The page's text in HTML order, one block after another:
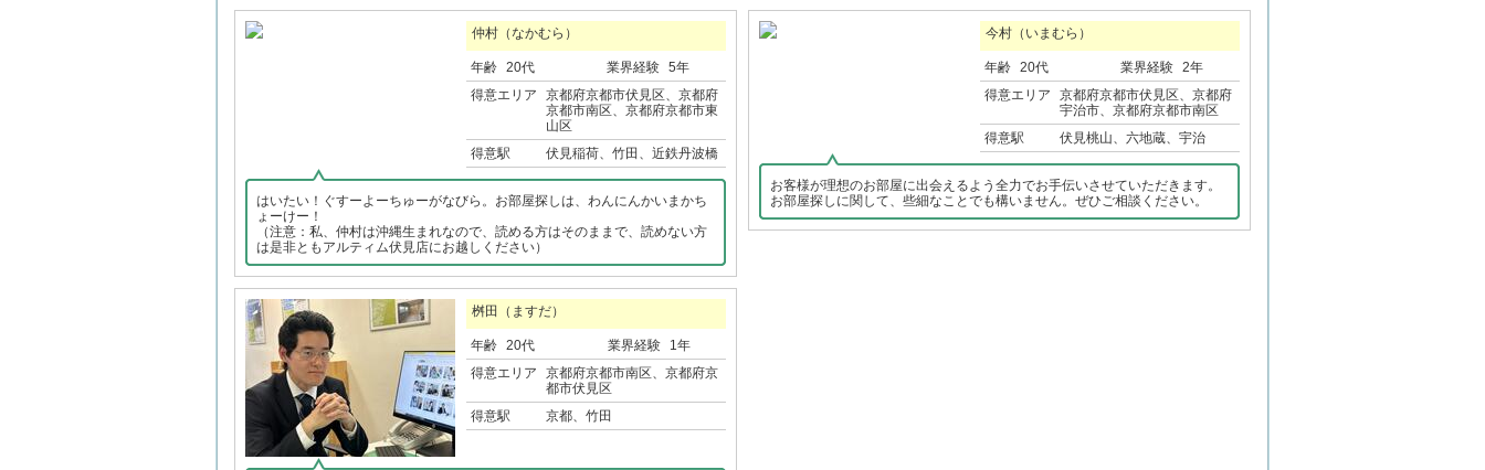
仲村（なかむら）
年齢 20代 業界経験 5年
得意エリア
京都府京都市伏見区、京都府
京都市南区、京都府京都市東
山区
得意駅
伏見稲荷、竹田、近鉄丹波橋
はいたい！ぐすーよーちゅーがなびら。お部屋探しは、わんにんかいまかち
ょーけー！
（注意：私、仲村は沖縄生まれなので、読める方はそのままで、読めない方
は是非ともアルティム伏見店にお越しください）
今村（いまむら）
年齢 20代 業界経験 2年
得意エリア
京都府京都市伏見区、京都府
宇治市、京都府京都市南区
得意駅
伏見桃山、六地蔵、宇治
お客様が理想のお部屋に出会えるよう全力でお手伝いさせていただきます。
お部屋探しに関して、些細なことでも構いません。ぜひご相談ください。
桝田（ますだ）
年齢 20代 業界経験
1年
得意エリア
京都府京都市南区、京都府京
都市伏見区
得意駅
京都、竹田